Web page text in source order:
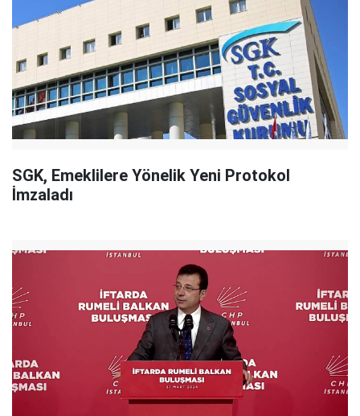
SGK, Emeklilere Yönelik Yeni Protokol
İmzaladı